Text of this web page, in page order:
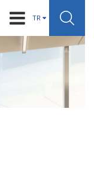
TR